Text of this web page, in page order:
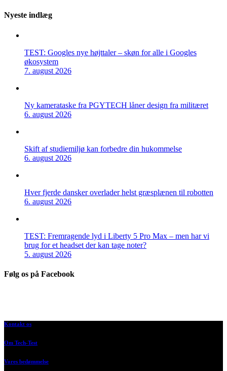
Nyeste indlæg
TEST: Googles nye højttaler – skøn for alle i Googles
økosystem
7. august 2026
Ny kamerataske fra PGYTECH låner design fra militæret
6. august 2026
Skift af studiemiljø kan forbedre din hukommelse
6. august 2026
Hver fjerde dansker overlader helst græsplænen til robotten
6. august 2026
TEST: Fremragende lyd i Liberty 5 Pro Max – men har vi
brug for et headset der kan tage noter?
5. august 2026
Følg os på Facebook
Kontakt os
Om Tech-Test
Vores bedømmelse